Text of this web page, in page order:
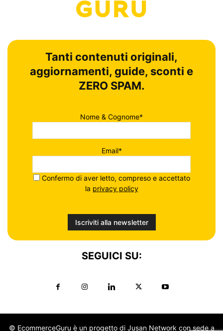
Tanti contenuti originali,
aggiornamenti, guide, sconti e
ZERO SPAM.
Nome & Cognome*
Email*
Confermo di aver letto, compreso e accettato
la privacy policy
SEGUICI SU:
© EcommerceGuru è un progetto di Jusan Network con sede a